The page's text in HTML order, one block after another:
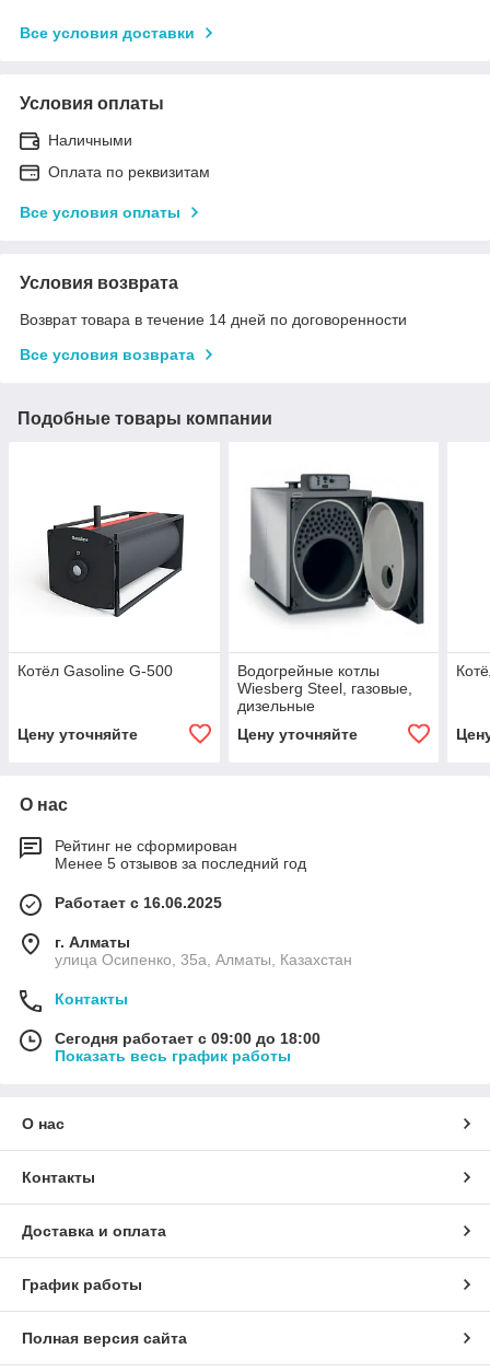
Все условия доставки
Условия оплаты
Наличными
Оплата по реквизитам
Все условия оплаты
Условия возврата
Возврат товара в течение 14 дней по договоренности
Все условия возврата
Подобные товары компании
Котёл Gasoline G-500
Цену уточняйте
Водогрейные котлы
Wiesberg Steel, газовые,
дизельные
Цену уточняйте
О нас
Рейтинг не сформирован
Менее 5 отзывов за последний год
Работает с 16.06.2025
г. Алматы
улица Осипенко, 35а, Алматы, Казахстан
Контакты
Сегодня работает с 09:00 до 18:00
Показать весь график работы
О нас
Контакты
Доставка и оплата
График работы
Полная версия сайта